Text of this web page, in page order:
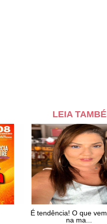
LEIA
É tendência! O que
na ma...